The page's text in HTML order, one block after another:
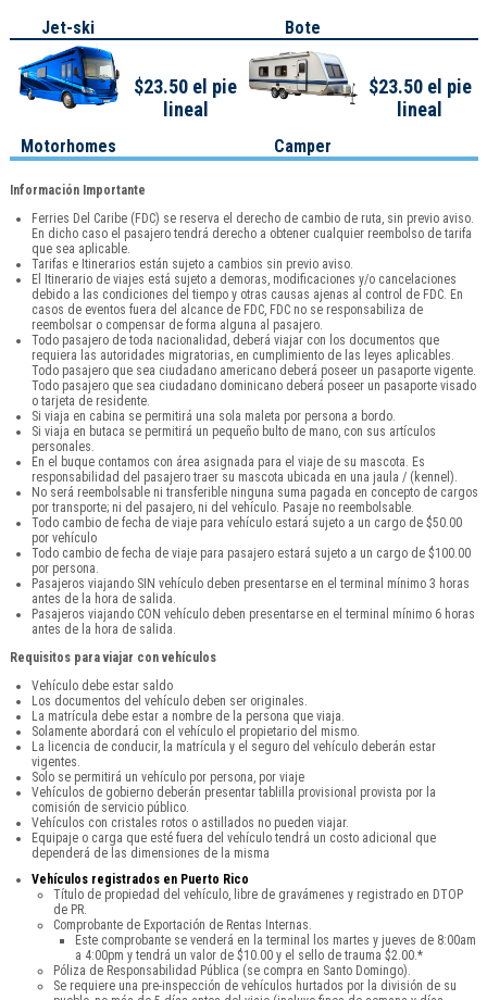
Jet-ski Bote
Motorhomes
$23.50 el pie
lineal
Camper
$23.50 el pie
lineal
Información Importante
Ferries Del Caribe (FDC) se reserva el derecho de cambio de ruta, sin previo aviso.
En dicho caso el pasajero tendrá derecho a obtener cualquier reembolso de tarifa
que sea aplicable.
Tarifas e Itinerarios están sujeto a cambios sin previo aviso.
El Itinerario de viajes está sujeto a demoras, modificaciones y/o cancelaciones
debido a las condiciones del tiempo y otras causas ajenas al control de FDC. En
casos de eventos fuera del alcance de FDC, FDC no se responsabiliza de
reembolsar o compensar de forma alguna al pasajero.
Todo pasajero de toda nacionalidad, deberá viajar con los documentos que
requiera las autoridades migratorias, en cumplimiento de las leyes aplicables.
Todo pasajero que sea ciudadano americano deberá poseer un pasaporte vigente.
Todo pasajero que sea ciudadano dominicano deberá poseer un pasaporte visado
o tarjeta de residente.
Si viaja en cabina se permitirá una sola maleta por persona a bordo.
Si viaja en butaca se permitirá un pequeño bulto de mano, con sus artículos
personales.
En el buque contamos con área asignada para el viaje de su mascota. Es
responsabilidad del pasajero traer su mascota ubicada en una jaula / (kennel).
No será reembolsable ni transferible ninguna suma pagada en concepto de cargos
por transporte; ni del pasajero, ni del vehículo. Pasaje no reembolsable.
Todo cambio de fecha de viaje para vehículo estará sujeto a un cargo de $50.00
por vehículo
Todo cambio de fecha de viaje para pasajero estará sujeto a un cargo de $100.00
por persona.
Pasajeros viajando SIN vehículo deben presentarse en el terminal mínimo 3 horas
antes de la hora de salida.
Pasajeros viajando CON vehículo deben presentarse en el terminal mínimo 6 horas
antes de la hora de salida.
Requisitos para viajar con vehículos
Vehículo debe estar saldo
Los documentos del vehículo deben ser originales.
La matrícula debe estar a nombre de la persona que viaja.
Solamente abordará con el vehículo el propietario del mismo.
La licencia de conducir, la matrícula y el seguro del vehículo deberán estar
vigentes.
Solo se permitirá un vehículo por persona, por viaje
Vehículos de gobierno deberán presentar tablilla provisional provista por la
comisión de servicio público.
Vehículos con cristales rotos o astillados no pueden viajar.
Equipaje o carga que esté fuera del vehículo tendrá un costo adicional que
dependerá de las dimensiones de la misma
Vehículos registrados en Puerto Rico
Título de propiedad del vehículo, libre de gravámenes y registrado en DTOP
de PR.
Comprobante de Exportación de Rentas Internas.
Este comprobante se venderá en la terminal los martes y jueves de 8:00am
a 4:00pm y tendrá un valor de $10.00 y el sello de trauma $2.00.*
Póliza de Responsabilidad Pública (se compra en Santo Domingo).
Se requiere una pre-inspección de vehículos hurtados por la división de su